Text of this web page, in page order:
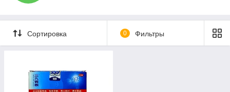
Сортировка 0 Фильтры